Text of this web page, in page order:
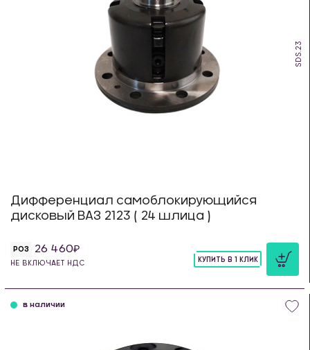
SDS.23
Дифференциал самоблокирующийся
дисковый ВАЗ 2123 ( 24 шлица )
РОЗ 26 460
НЕ ВКЛЮЧАЕТ НДС
КУПИТЬ В 1 КЛИК
в наличии